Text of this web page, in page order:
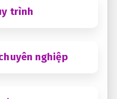
trình
nghiệp